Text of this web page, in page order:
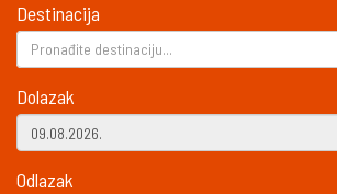
Destinacija
Pronađite destinaciju...
Dolazak
Odlazak